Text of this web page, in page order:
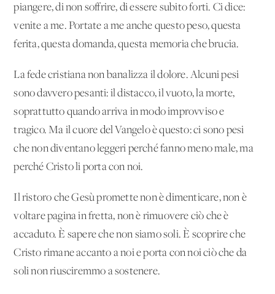
piangere, di non soffrire, di essere subito forti. Ci dice:
venite a me. Portate a me anche questo peso, questa
ferita, questa domanda, questa memoria che brucia.
La fede cristiana non banalizza il dolore. Alcuni pesi
sono davvero pesanti: il distacco, il vuoto, la morte,
soprattutto quando arriva in modo improvviso e
tragico. Ma il cuore del Vangelo è questo: ci sono pesi
che non diventano leggeri perché fanno meno male, ma
perché Cristo li porta con noi.
Il ristoro che Gesù promette non è dimenticare, non è
voltare pagina in fretta, non è rimuovere ciò che è
accaduto. È sapere che non siamo soli. È scoprire che
Cristo rimane accanto a noi e porta con noi ciò che da
soli non riusciremmo a sostenere.